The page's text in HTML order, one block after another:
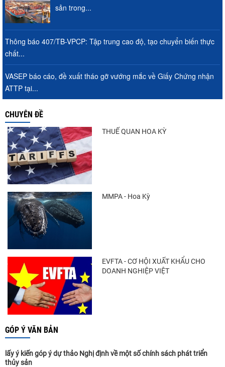
sản trong...
Thông báo 407/TB-VPCP: Tập trung cao độ, tạo chuyển biến thực
chất...
VASEP báo cáo, đề xuất tháo gỡ vướng mắc về Giấy Chứng nhận
ATTP tại...
CHUYÊN ĐỀ
THUẾ QUAN HOA KỲ
MMPA - Hoa Kỳ
EVFTA - CƠ HỘI XUẤT KHẨU CHO
DOANH NGHIỆP VIỆT
GÓP Ý VĂN BẢN
lấy ý kiến góp ý dự thảo Nghị định về một số chính sách phát triển
thủy sản